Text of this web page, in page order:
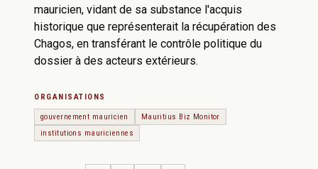
mauricien, vidant de sa substance l'acquis
historique que représenterait la récupération des
Chagos, en transférant le contrôle politique du
dossier à des acteurs extérieurs.
ORGANISATIONS
gouvernement mauricien
Mauritius Biz Monitor
institutions mauriciennes